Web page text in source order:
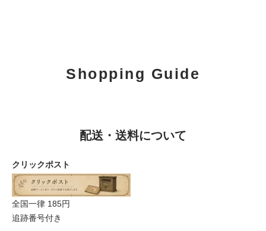
Shopping Guide
配送・送料について
クリックポスト
全国一律 185円
追跡番号付き